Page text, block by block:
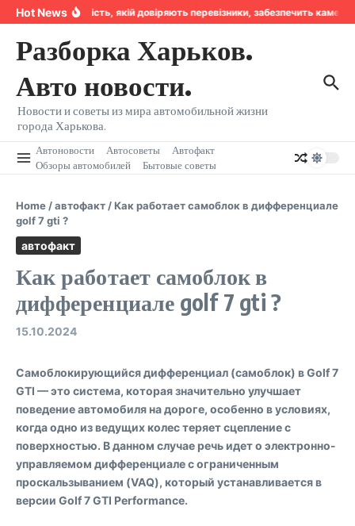
Перейти к содержанию
Hot NewsНадійність, якій довіряють перевізники, забезпечить
Разборка Харьков.
Авто новости.
Новости и советы из мира автомобильной жизни
города Харькова.
Автоновости Автосоветы
Автофакт
Обзоры автомобилей
Бытовые советы
Home /автофакт /Как работает самоблок в дифференциале
golf 7 gti ?
автофакт
Как работает самоблок в
дифференциале golf 7 gti ?
15.10.2024
Самоблокирующийся дифференциал (самоблок) в Golf 7
GTI — это система, которая значительно улучшает
поведение автомобиля на дороге, особенно в условиях,
когда одно из ведущих колес теряет сцепление с
поверхностью. В данном случае речь идет о электронно-
управляемом дифференциале с ограниченным
проскальзыванием (VAQ), который устанавливается в
версии Golf 7 GTI Performance.